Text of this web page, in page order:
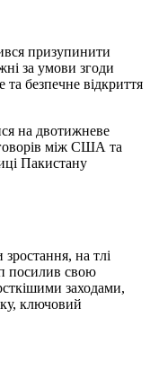
призупинити
за умови згоди
та безпечне відкриття
на двотижневе
між США та
Пакистану
на тлі
посилив свою
заходами,
ключовий